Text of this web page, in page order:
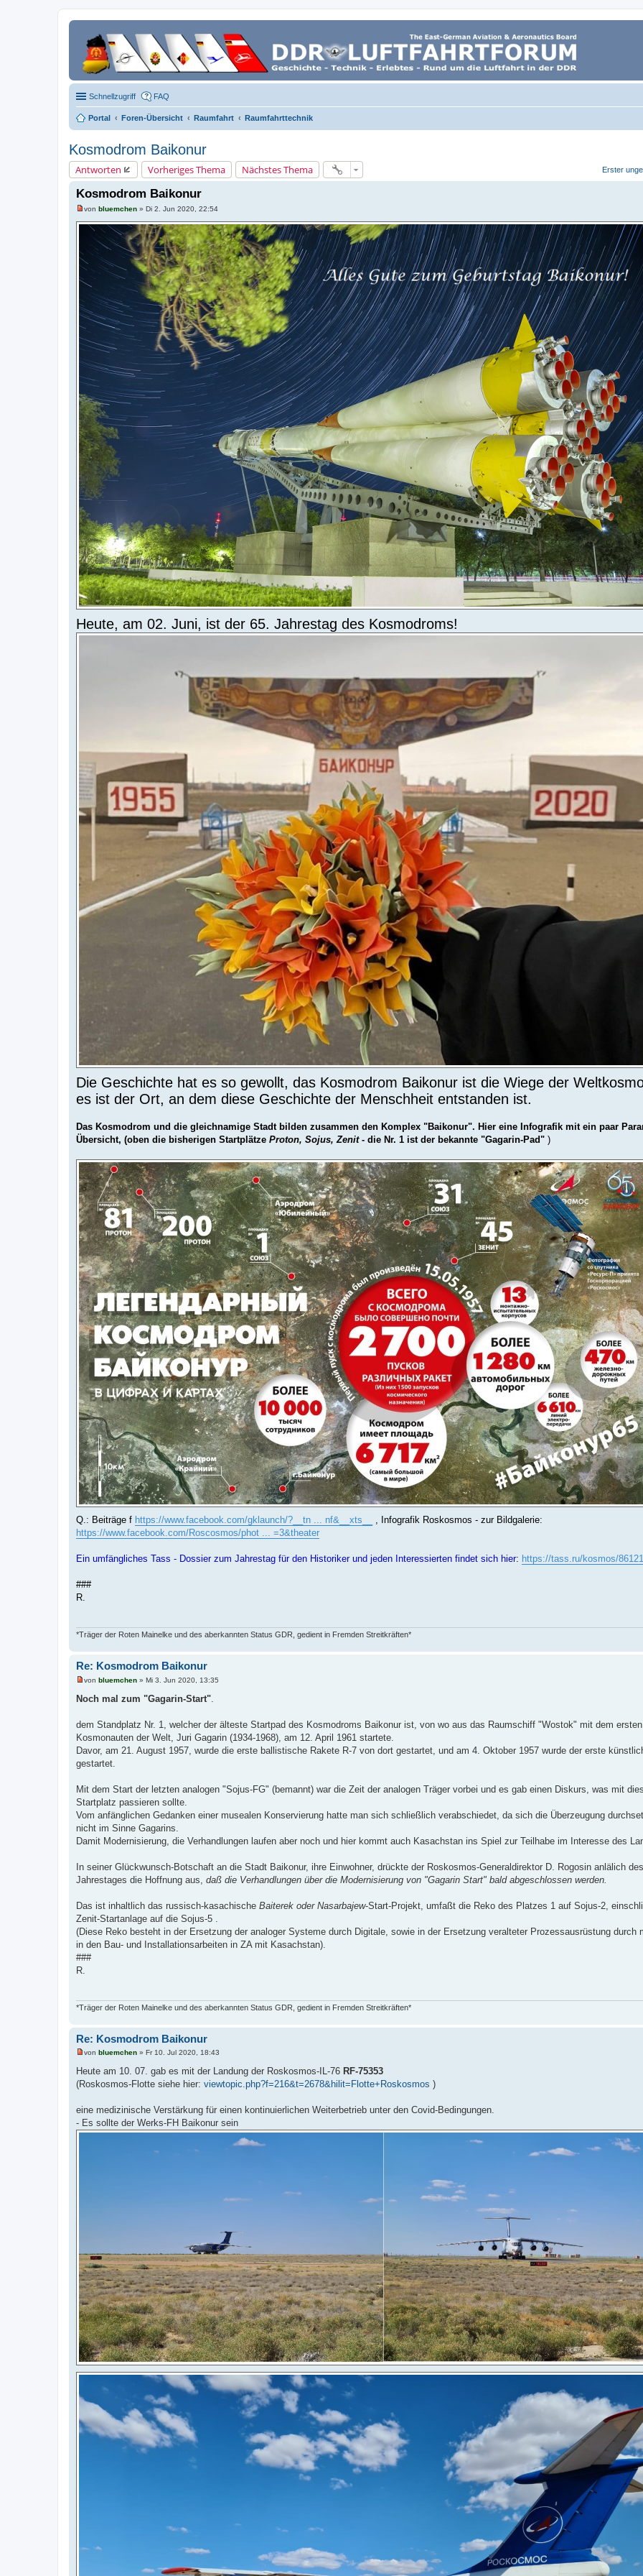
Schnellzugriff FAQ
Portal Foren-Übersicht Raumfahrt Raumfahrttechnik
Kosmodrom Baikonur
Antworten Vorheriges Thema Nächstes Thema Erster
Kosmodrom Baikonur
n
s
n
r
B
e
i
r
g
von bluemchen » Di 2. Jun 2020, 22:54
Heute, am 02. Juni, ist der 65. Jahrestag des Kosmodroms!
Die Geschichte hat es so gewollt, das Kosmodrom Baikonur ist die Wiege der
es ist der Ort, an dem diese Geschichte der Menschheit entstanden ist.
Das Kosmodrom und die gleichnamige Stadt bilden zusammen den Komplex "Baikonur". Hier eine Infografik mit ein paar
Übersicht, (oben die bisherigen Startplätze Proton, Sojus, Zenit- die Nr. 1 ist der bekannte "Gagarin-Pad" )
Q.: Beiträge f https://www.facebook.com/gklaunch/?__tn ... nf&__xts__
, Infografik Roskosmos - zur Bildgalerie:
https://www.facebook.com/Roscosmos/phot ... =3&theater
Ein umfängliches Tass - Dossier zum Jahrestag für den Historiker und jeden Interessierten findet sich hier: https://tass.ru/kosmos/
###
R.
*Träger der Roten Mainelke und des aberkannten Status GDR, gedient in Fremden Streitkräften*
Re: Kosmodrom Baikonur
g
e
s
n
e
e
i
t
r
g
von bluemchen » Mi 3. Jun 2020, 13:35
Noch mal zum "Gagarin-Start"
dem Standplatz Nr. 1, welcher der älteste Startpad des Kosmodroms Baikonur ist, von wo aus das Raumschiff "Wostok" mit dem ersten
Kosmonauten der Welt, Juri Gagarin (1934-1968), am 12. April 1961 startete.
Davor, am 21. August 1957, wurde die erste ballistische Rakete R-7 von dort gestartet, und am 4. Oktober 1957 wurde der erste
gestartet.
Mit dem Start der letzten analogen "Sojus-FG" (bemannt) war die Zeit der analogen Träger vorbei und es gab einen Diskurs, was mit
Startplatz passieren sollte.
Vom anfänglichen Gedanken einer musealen Konservierung hatte man sich schließlich verabschiedet, da sich die Überzeugung
nicht im Sinne Gagarins.
Damit Modernisierung, die Verhandlungen laufen aber noch und hier kommt auch Kasachstan ins Spiel zur Teilhabe im Interesse des
In seiner Glückwunsch-Botschaft an die Stadt Baikonur, ihre Einwohner, drückte der Roskosmos-Generaldirektor D. Rogosin anlälich
Jahrestages die Hoffnung aus, daß die Verhandlungen über die Modernisierung von "Gagarin Start" bald abgeschlossen werden.
Das ist inhaltlich das russisch-kasachische Baiterek oder Nasarbajew-Start-Projekt, umfaßt die Reko des Platzes 1 auf Sojus-2,
Zenit-Startanlage auf die Sojus-5 .
(Diese Reko besteht in der Ersetzung der analoger Systeme durch Digitale, sowie in der Ersetzung veralteter Prozessausrüstung durch
in den Bau- und Installationsarbeiten in ZA mit Kasachstan).
###
R.
*Träger der Roten Mainelke und des aberkannten Status GDR, gedient in Fremden Streitkräften*
Re: Kosmodrom Baikonur
n
g
e
s
e
n
von bluemchen » Fr 10. Jul 2020, 18:43
Heute am 10. 07. gab es mit der Landung der Roskosmos-IL-76 RF-75353
(Roskosmos-Flotte siehe hier: viewtopic.php?f=216&t=2678&hilit=Flotte+Roskosmos )
eine medizinische Verstärkung für einen kontinuierlichen Weiterbetrieb unter den Covid-Bedingungen.
- Es sollte der Werks-FH Baikonur sein